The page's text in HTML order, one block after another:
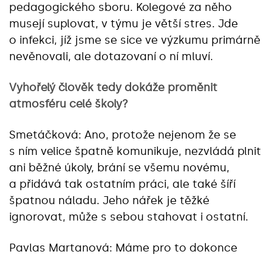
pedagogického sboru. Kolegové za něho
musejí suplovat, v týmu je větší stres. Jde
o infekci, jíž jsme se sice ve výzkumu primárně
nevěnovali, ale dotazovaní o ní mluví.
Vyhořelý člověk tedy dokáže proměnit
atmosféru celé školy?
Smetáčková: Ano, protože nejenom že se
s ním velice špatně komunikuje, nezvládá plnit
ani běžné úkoly, brání se všemu novému,
a přidává tak ostatním práci, ale také šíří
špatnou náladu. Jeho nářek je těžké
ignorovat, může s sebou stahovat i ostatní.
Pavlas Martanová: Máme pro to dokonce